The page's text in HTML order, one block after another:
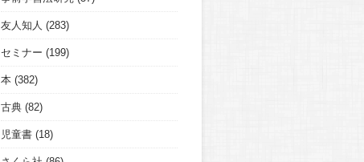
友人知人 (283)
セミナー (199)
本 (382)
古典 (82)
児童書 (18)